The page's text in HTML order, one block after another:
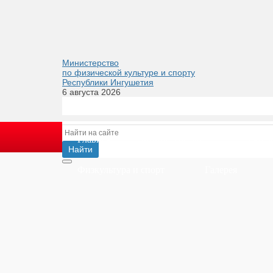
Министерство
по физической культуре и спорту
Республики Ингушетия
6 августа 2026
Главная